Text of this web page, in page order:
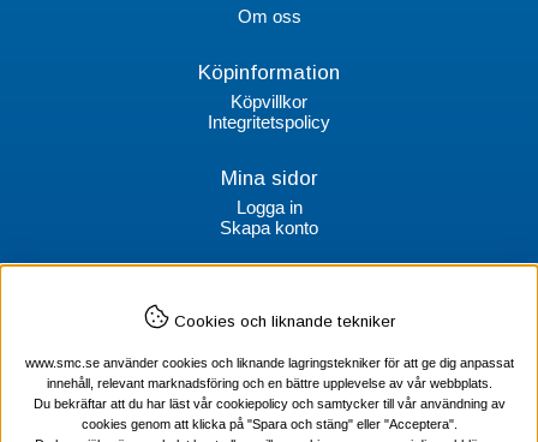
Om oss
Köpinformation
Köpvillkor
Integritetspolicy
Mina sidor
Logga in
Skapa konto
SMC Stockholms Maskincentral AB
100 64 Stockholm
Tel Verktyg: 08-578 55 230
Tel Värmekabel: 08-578 55 240
Cookies och liknande tekniker
www.smc.se använder cookies och liknande lagringstekniker för att ge dig anpassat
innehåll, relevant marknadsföring och en bättre upplevelse av vår webbplats.
Du bekräftar att du har läst vår cookiepolicy och samtycker till vår användning av
cookies genom att klicka på "Spara och stäng" eller "Acceptera".